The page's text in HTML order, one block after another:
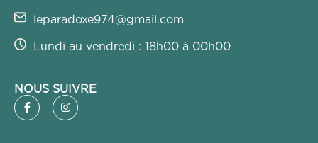
leparadoxe974@gmail.com
Lundi au vendredi : 18h00 à 00h00
NOUS SUIVRE